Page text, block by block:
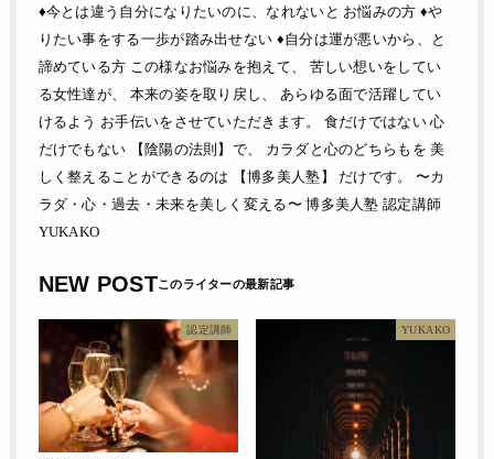
♦今とは違う自分になりたいのに、なれないと お悩みの方 ♦や
りたい事をする一歩が踏み出せない ♦自分は運が悪いから、と
諦めている方 この様なお悩みを抱えて、 苦しい想いをしてい
る女性達が、 本来の姿を取り戻し、 あらゆる面で活躍してい
けるよう お手伝いをさせていただきます。 食だけではない 心
だけでもない 【陰陽の法則】で、 カラダと心のどちらもを 美
しく整えることができるのは 【博多美人塾】 だけです。 〜カ
ラダ・心・過去・未来を美しく変える〜 博多美人塾 認定講師
YUKAKO
NEW POST
認定講師 YUKAKO